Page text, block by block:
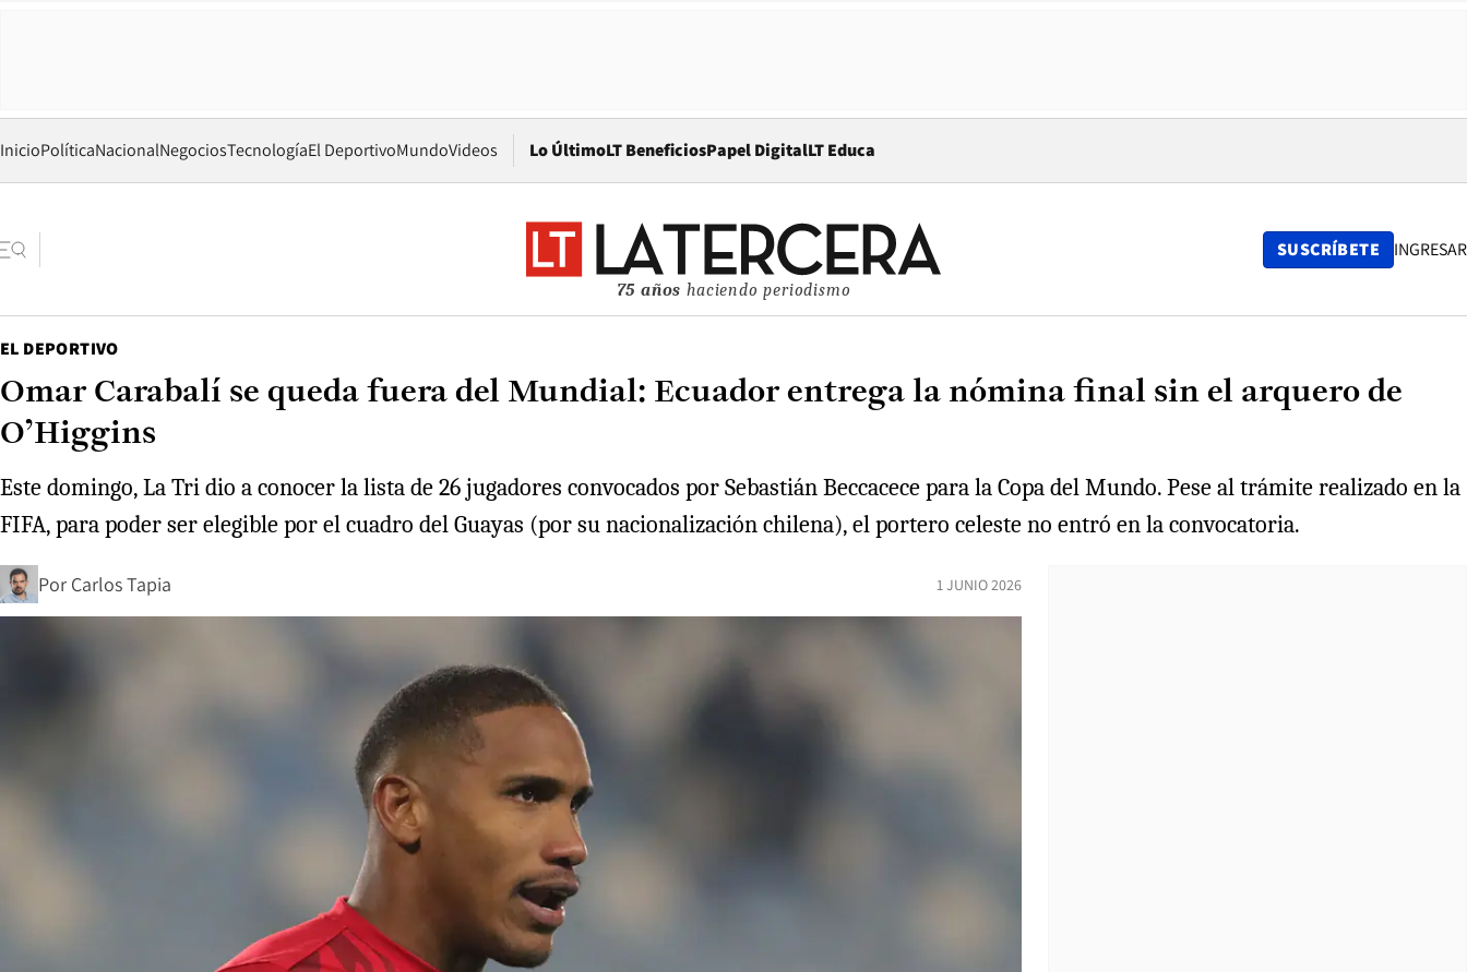
InicioPolíticaNacionalNegociosTecnologíaEl DeportivoMundoVideos Lo ÚltimoLT BeneficiosPapel DigitalOpens in new window
LT Educa
75 años haciendo periodismo
SUSCRÍBETE INGRESAR
EL DEPORTIVO
Omar Carabalí se queda fuera del Mundial: Ecuador entrega la nómina final sin el arquero de
O’Higgins
Este domingo, La Tri dio a conocer la lista de 26 jugadores convocados por Sebastián Beccacece para la Copa del Mundo. Pese al trámite realizado en la
FIFA, para poder ser elegible por el cuadro del Guayas (por su nacionalización chilena), el portero celeste no entró en la convocatoria.
Por Carlos Tapia 1 JUNIO 2026